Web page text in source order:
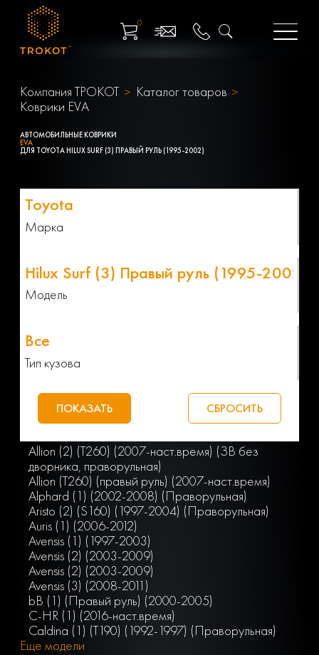
0
Компания ТРОКОТ
Каталог товаров
Коврики EVA
АВТОМОБИЛЬНЫЕ КОВРИКИ
EVA
ДЛЯ TOYOTA HILUX SURF (3) ПРАВЫЙ РУЛЬ (1995-2002)
Марка
Модель
Тип кузова
Allion (2) (T260) (2007-наст.время) (ЗВ без
дворника, праворульная)
Allion (T260) (правый руль) (2007-наст.время)
Alphard (1) (2002-2008) (Праворульная)
Aristo (2) (S160) (1997-2004) (Праворульная)
Auris (1) (2006-2012)
Avensis (1) (1997-2003)
Avensis (2) (2003-2009)
Avensis (2) (2003-2009)
Avensis (3) (2008-2011)
bB (1) (Правый руль) (2000-2005)
C-HR (1) (2016-наст.время)
Caldina (1) (T190) (1992-1997) (Праворульная)
Еще модели